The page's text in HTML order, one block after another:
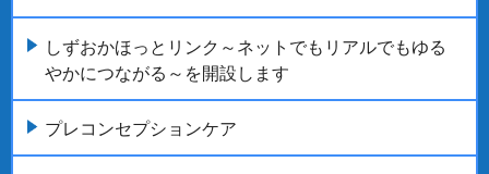
しずおかほっとリンク～ネットでもリアルでもゆる
やかにつながる～を開設します
プレコンセプションケア